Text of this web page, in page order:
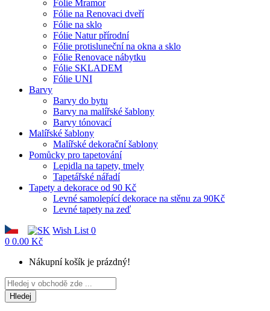
Fólie Mramor
Fólie na Renovaci dveří
Fólie na sklo
Fólie Natur přírodní
Fólie protisluneční na okna a sklo
Fólie Renovace nábytku
Fólie SKLADEM
Fólie UNI
Barvy
Barvy do bytu
Barvy na malířské šablony
Barvy tónovací
Malířské šablony
Malířské dekorační šablony
Pomůcky pro tapetování
Lepidla na tapety, tmely
Tapetářské nářadí
Tapety a dekorace od 90 Kč
Levné samolepící dekorace na stěnu za 90Kč
Levné tapety na zeď
Wish List 0
0 0.00 Kč
Nákupní košík je prázdný!
Hledej